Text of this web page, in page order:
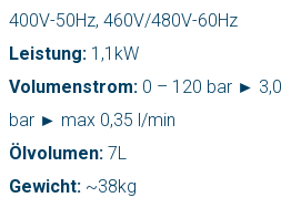
400V-50Hz, 460V/480V-60Hz
Leistung: 1,1kW
Volumenstrom: 0 – 120 bar ►
bar ► max 0,35 l/min
Ölvolumen: 7L
Gewicht: ~38kg